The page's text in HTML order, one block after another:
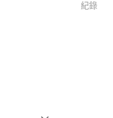
紀錄